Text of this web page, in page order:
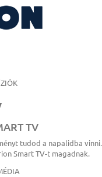
TV
tudod a napalidba vinni.
Smart TV-t magadnak.